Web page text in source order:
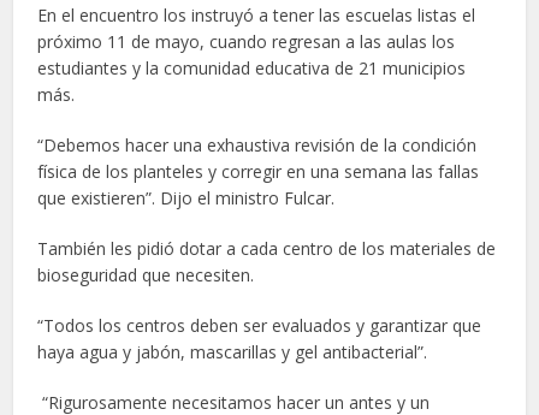
En el encuentro los instruyó a tener las escuelas listas el
próximo 11 de mayo, cuando regresan a las aulas los
estudiantes y la comunidad educativa de 21 municipios
más.
“Debemos hacer una exhaustiva revisión de la condición
física de los planteles y corregir en una semana las fallas
que existieren”. Dijo el ministro Fulcar.
También les pidió dotar a cada centro de los materiales de
bioseguridad que necesiten.
“Todos los centros deben ser evaluados y garantizar que
haya agua y jabón, mascarillas y gel antibacterial”.
“Rigurosamente necesitamos hacer un antes y un